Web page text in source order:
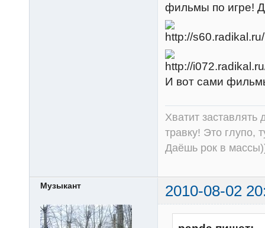
фильмы по игре!
И вот сами
Хватит заставлять
травку! Это глупо,
Даёшь рок в
Музыкант 2010-08-02